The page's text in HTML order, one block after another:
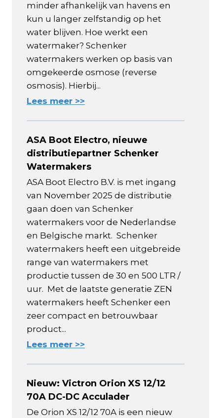
minder afhankelijk van havens en
kun u langer zelfstandig op het
water blijven. Hoe werkt een
watermaker? Schenker
watermakers werken op basis van
omgekeerde osmose (reverse
osmosis). Hierbij...
Lees meer >>
ASA Boot Electro, nieuwe
distributiepartner Schenker
Watermakers
ASA Boot Electro B.V. is met ingang
van November 2025 de distributie
gaan doen van Schenker
watermakers voor de Nederlandse
en Belgische markt. Schenker
watermakers heeft een uitgebreide
range van watermakers met
productie tussen de 30 en 500 LTR /
uur. Met de laatste generatie ZEN
watermakers heeft Schenker een
zeer compact en betrouwbaar
product...
Lees meer >>
Nieuw: Victron Orion XS 12/12
70A DC-DC Acculader
De Orion XS 12/12 70A is een nieuw